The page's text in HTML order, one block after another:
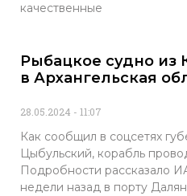
качественные
Рыбацкое судно из
в Архангельская
28.05.2024 11:07
Как сообщил в соцсетях
Цыбульский, корабль
Подробности рассказало
недели назад в порту